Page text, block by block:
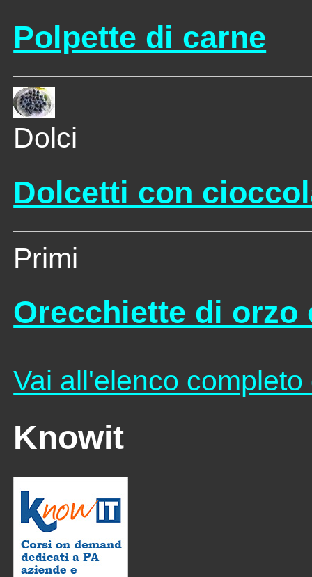
Polpette di carne
Dolci
Dolcetti con
Primi
Orecchiette di orzo
Vai all'elenco
Knowit